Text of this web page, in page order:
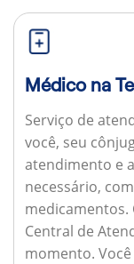
Médico na
Serviço de
você, seu
atendimento e
necessário,
medicamentos.
Central de
momento.